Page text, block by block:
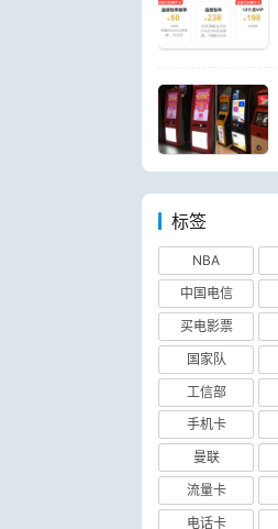
标签
NBA
中国电信
买电影票
国家队
工信部
手机卡
曼联
流量卡
电话卡